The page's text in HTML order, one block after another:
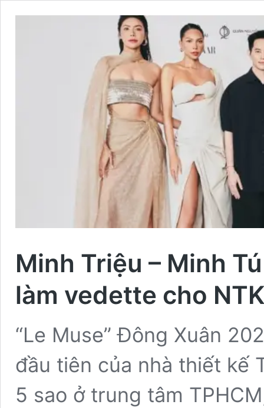
Minh Triệu – Minh
làm vedette cho
“Le Muse” Đông Xuân
đầu tiên của nhà thiết kế
5 sao ở trung tâm